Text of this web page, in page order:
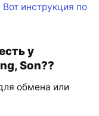
Вот инструкция по
у
Son??
обмена или